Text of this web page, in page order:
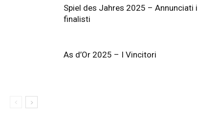
Spiel des Jahres 2025 – Annunciati i
finalisti
As d’Or 2025 – I Vincitori